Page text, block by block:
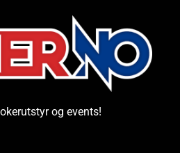
og events!